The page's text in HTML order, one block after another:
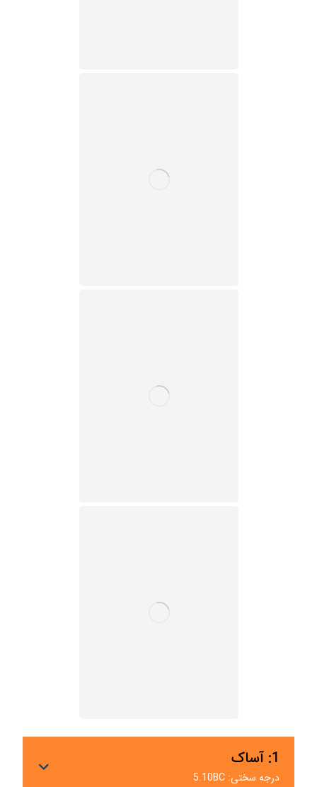
1: آساک
درجه سختی: 5.10BC